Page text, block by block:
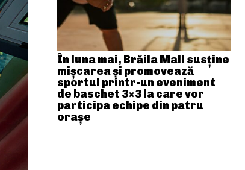
În luna mai, Brăila Mall susține
mişcarea și promovează
sportul printr-un eveniment
de baschet 3×3 la care vor
participa echipe din patru
orașe